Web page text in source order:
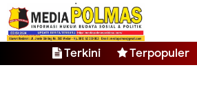
Terkini Terpopuler